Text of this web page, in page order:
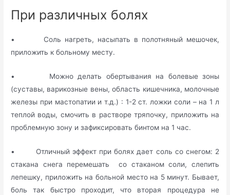
При различных болях
• Соль нагреть, насыпать в полотняный мешочек,
приложить к больному месту.
• Можно делать обертывания на болевые зоны
(суставы, варикозные вены, область кишечника, молочные
железы при мастопатии и т.д.) : 1-2 ст. ложки соли – на 1 л
теплой воды, смочить в растворе тряпочку, приложить на
проблемную зону и зафиксировать бинтом на 1 час.
• Отличный эффект при болях дает соль со снегом: 2
стакана снега перемешать со стаканом соли, слепить
лепешку, приложить на больной место на 5 минут. Бывает,
боль так быстро проходит, что вторая процедура не